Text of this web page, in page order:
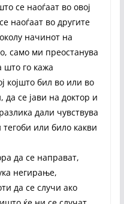
се наоѓаат во овој
наоѓаат во другите
начинот на
само ми преостанува
што го кажа
којшто бил во или во
се јави на доктор и
дали чувствува
или било какви
да се направат,
негирање,
да се случи ако